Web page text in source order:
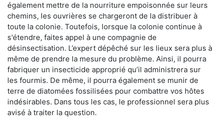
également mettre de la nourriture empoisonnée sur leurs
chemins, les ouvrières se chargeront de la distribuer à
toute la colonie. Toutefois, lorsque la colonie continue à
s'étendre, faites appel à une compagnie de
désinsectisation. L’expert dépêché sur les lieux sera plus à
même de prendre la mesure du problème. Ainsi, il pourra
fabriquer un insecticide approprié qu’il administrera sur
les fourmis. De même, il pourra également se munir de
terre de diatomées fossilisées pour combattre vos hôtes
indésirables. Dans tous les cas, le professionnel sera plus
avisé à traiter la question.